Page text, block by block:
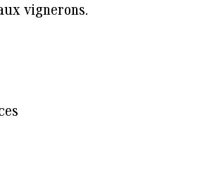
vignerons.